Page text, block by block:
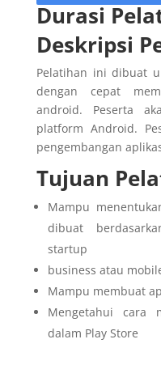
Durasi
Deskripsi
Pelatihan ini dibuat
dengan cepat
android. Peserta
platform Android.
pengembangan
Tujuan
Mampu
dibuat
startup
business atau
Mampu membuat
Mengetahui cara
dalam Play Store